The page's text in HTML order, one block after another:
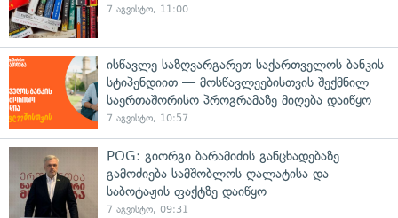
7 აგვისტო, 11:00
ისწავლე საზღვარგარეთ საქართველოს ბანკის
სტიპენდიით — მოსწავლეებისთვის შექმნილ
საერთაშორისო პროგრამაზე მიღება დაიწყო
7 აგვისტო, 10:57
POG: გიორგი ბარამიძის განცხადებაზე
გამოძიება სამშობლოს ღალატისა და
საბოტაჟის ფაქტზე დაიწყო
7 აგვისტო, 09:31